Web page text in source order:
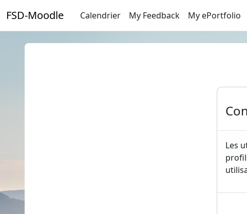
FSD-Moodle Calendrier My Feedback My ePortfolio
Les